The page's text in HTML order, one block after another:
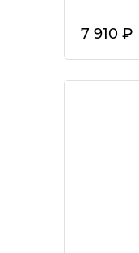
7 910 ₽